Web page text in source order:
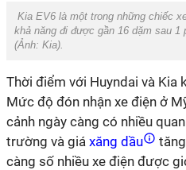
Kia EV6 là một trong những chiếc
khả năng đi được gần 16 dặm sau
(Ảnh: Kia).
Thời điểm với Huyndai và Kia
Mức độ đón nhận xe điện ở
cảnh ngày càng có nhiều
trường và giá xăng dầu
càng số nhiều xe điện được